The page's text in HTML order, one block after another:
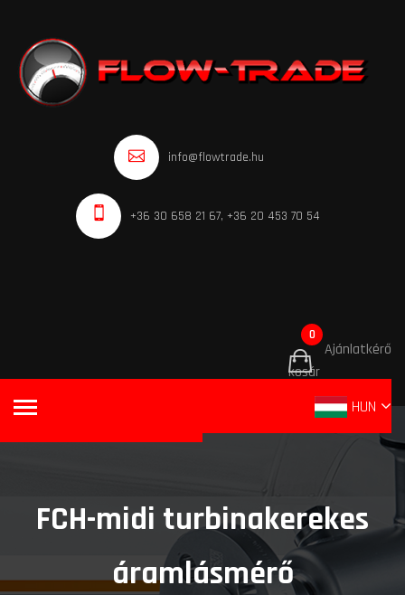
info@flowtrade.hu
+36 30 658 21 67, +36 20 453 70 54
Ajánlatkérő
kosár
0
HUN
FCH-midi turbinakerekes
áramlásmérő